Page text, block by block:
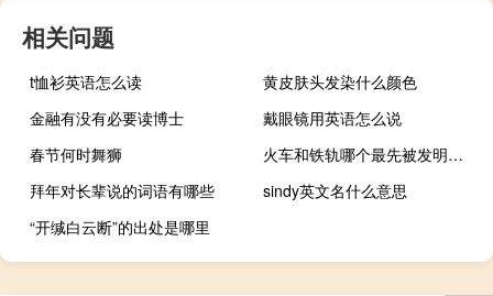
相关问题
t恤衫英语怎么读
黄皮肤头发染什么颜色
金融有没有必要读博士
戴眼镜用英语怎么说
春节何时舞狮
火车和铁轨哪个最先被发明出来
拜年对长辈说的词语有哪些
sindy英文名什么意思
“开缄白云断”的出处是哪里